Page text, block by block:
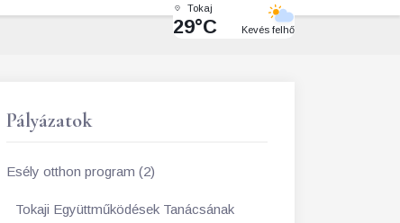
Tokaj
29°C Kevés felhő
Pályázatok
Esély otthon program (2)
Tokaji Együttműködések Tanácsának